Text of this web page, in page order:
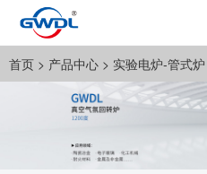
首页 > 产品中心 > 实验电炉-管式炉